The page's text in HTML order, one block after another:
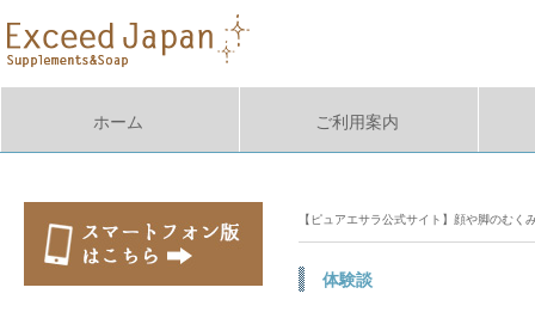
ホーム ご利用案内
【ピュアエサラ公式サイト】顔や脚のむく
体験談